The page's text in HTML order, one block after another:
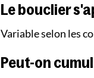
Le bouclier
Variable selon les
Peut-on